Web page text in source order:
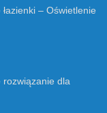
– Oświetlenie
rozwiązanie dla